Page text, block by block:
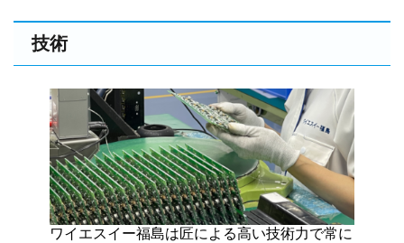
技術
ワイエスイー福島は匠による高い技術力で常に